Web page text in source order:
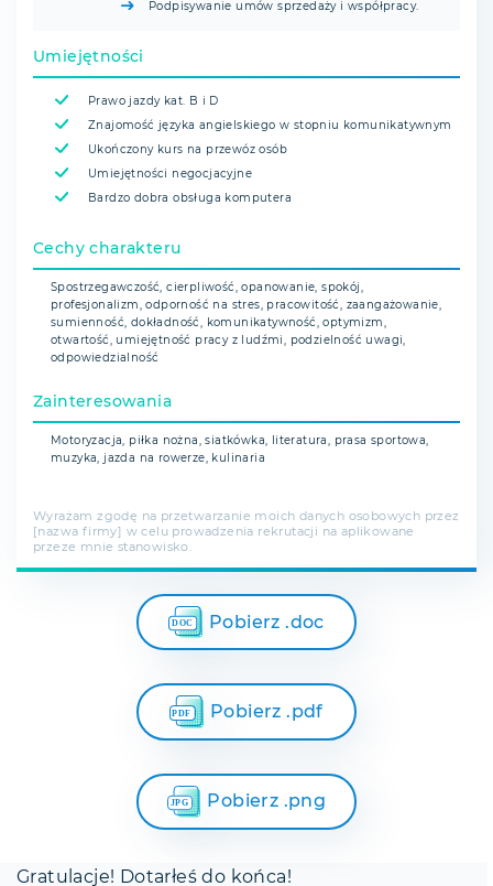
Podpisywanie umów sprzedaży i współpracy.
Umiejętności
Prawo jazdy kat. B i D
Znajomość języka angielskiego w stopniu komunikatywnym
Ukończony kurs na przewóz osób
Umiejętności negocjacyjne
Bardzo dobra obsługa komputera
Cechy charakteru
Spostrzegawczość, cierpliwość, opanowanie, spokój,
profesjonalizm, odporność na stres, pracowitość, zaangażowanie,
sumienność, dokładność, komunikatywność, optymizm,
otwartość, umiejętność pracy z ludźmi, podzielność uwagi,
odpowiedzialność
Zainteresowania
Motoryzacja, piłka nożna, siatkówka, literatura, prasa sportowa,
muzyka, jazda na rowerze, kulinaria
Wyrażam zgodę na przetwarzanie moich danych osobowych przez
[nazwa firmy] w celu prowadzenia rekrutacji na aplikowane
przeze mnie stanowisko.
Pobierz .doc
Pobierz .pdf
Pobierz .png
Gratulacje! Dotarłeś do końca!